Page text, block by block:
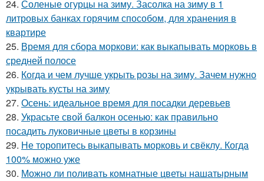
24. Соленые огурцы на зиму. Засолка на зиму в 1
литровых банках горячим способом, для хранения в
квартире
25. Время для сбора моркови: как выкапывать морковь в
средней полосе
26. Когда и чем лучше укрыть розы на зиму. Зачем нужно
укрывать кусты на зиму
27. Осень: идеальное время для посадки деревьев
28. Украсьте свой балкон осенью: как правильно
посадить луковичные цветы в корзины
29. Не торопитесь выкапывать морковь и свёклу. Когда
100% можно уже
30. Можно ли поливать комнатные цветы нашатырным